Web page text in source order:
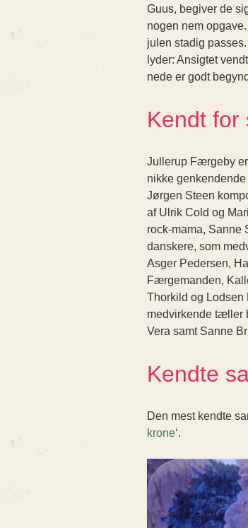
Guus, begiver de
nogen nem
julen stadig
lyder: Ansigtet
nede er godt
Kendt for
Jullerup Færgeby
nikke genkendende
Jørgen Steen
af Ulrik Cold og
rock-mama, Sanne
danskere, som
Asger Pedersen,
Færgemanden,
Thorkild og Lodsen
medvirkende tæller
Vera samt Sanne
Kendte
Den mest kendte
krone‘.